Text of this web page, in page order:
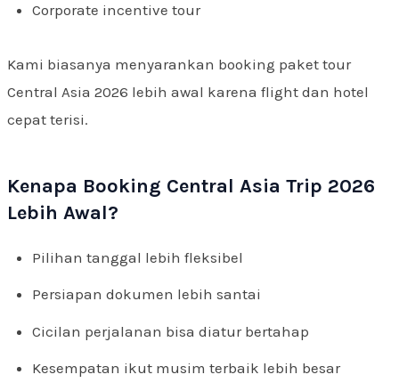
Corporate incentive tour
Kami biasanya menyarankan booking paket tour
Central Asia 2026 lebih awal karena flight dan hotel
cepat terisi.
Kenapa Booking Central Asia Trip 2026
Lebih Awal?
Pilihan tanggal lebih fleksibel
Persiapan dokumen lebih santai
Cicilan perjalanan bisa diatur bertahap
Kesempatan ikut musim terbaik lebih besar